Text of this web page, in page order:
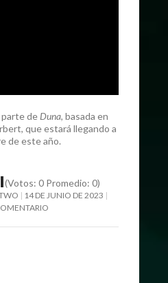
parte de Duna, basada en
que estará llegando a
de este año.
(Votos: 0 Promedio: 0)
14 DE JUNIO DE 2023